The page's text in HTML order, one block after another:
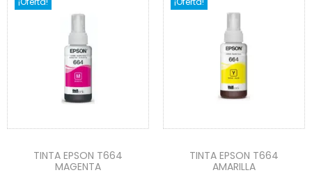
TINTA EPSON T664
MAGENTA
TINTA EPSON T664
AMARILLA